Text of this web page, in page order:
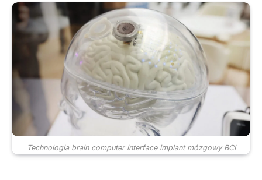
Technologia brain computer interface implant mózgowy BCI